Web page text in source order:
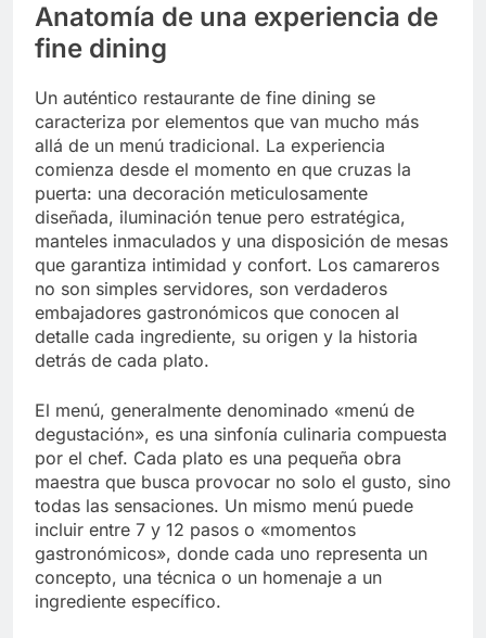
Anatomía de una experiencia de
fine dining
Un auténtico restaurante de fine dining se
caracteriza por elementos que van mucho más
allá de un menú tradicional. La experiencia
comienza desde el momento en que cruzas la
puerta: una decoración meticulosamente
diseñada, iluminación tenue pero estratégica,
manteles inmaculados y una disposición de mesas
que garantiza intimidad y confort. Los camareros
no son simples servidores, son verdaderos
embajadores gastronómicos que conocen al
detalle cada ingrediente, su origen y la historia
detrás de cada plato.
El menú, generalmente denominado «menú de
degustación», es una sinfonía culinaria compuesta
por el chef. Cada plato es una pequeña obra
maestra que busca provocar no solo el gusto, sino
todas las sensaciones. Un mismo menú puede
incluir entre 7 y 12 pasos o «momentos
gastronómicos», donde cada uno representa un
concepto, una técnica o un homenaje a un
ingrediente específico.